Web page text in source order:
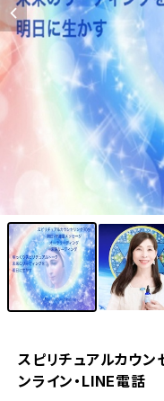
スピリチュアルカウ
ンライン・LINE電話